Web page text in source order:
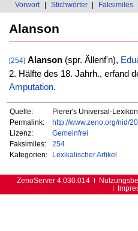
Vorwort Stichwörter Faksimiles
Alanson
[254] Alanson(spr. Ällenf'n),
2. Hälfte des 18. Jahrh., erfand
Amputation.
Quelle:
Pierer's Universal-
Permalink:
http://www.zeno.org/nid/
Lizenz:
Gemeinfrei
Faksimiles:
254
Kategorien:
Lexikalischer Artikel
ZenoServer 4.030.014